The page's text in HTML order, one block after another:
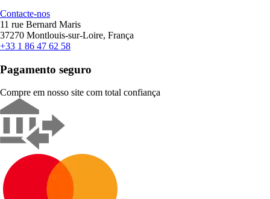
Contacte-nos
11 rue Bernard Maris
37270 Montlouis-sur-Loire, França
+33 1 86 47 62 58
Pagamento seguro
Compre em nosso site com total confiança